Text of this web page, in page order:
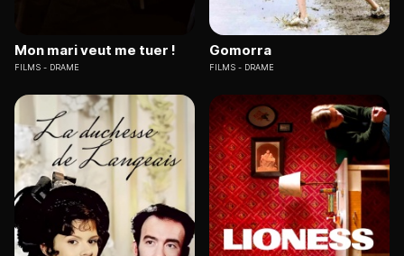
Mon mari veut me tuer !
FILMS DRAME
Gomorra
FILMS DRAME